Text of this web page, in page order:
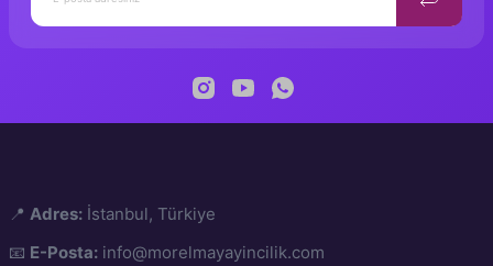
📍 Adres: İstanbul, Türkiye
📧 E-Posta: info@morelmayayincilik.com